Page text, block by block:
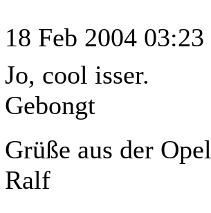
18 Feb 2004 03:23
Jo, cool isser.
Gebongt
Grüße aus der
Ralf